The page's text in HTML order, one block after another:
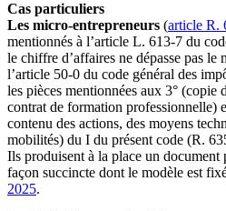
Cas particuliers
Les micro-entrepreneurs (article R.
mentionnés à l’article L. 613-7 du
le chiffre d’affaires ne dépasse pas le
l’article 50-0 du code général des
les pièces mentionnées aux 3° (copie
contrat de formation professionnelle)
contenu des actions, des moyens
mobilités) du I du présent code (R.
Ils produisent à la place un document
façon succincte dont le modèle est
2025.